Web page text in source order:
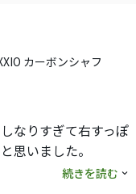
カーボンシャフ
なりすぎて右すっぽ
思いました。
で勿体無いと思いま
続きを読む